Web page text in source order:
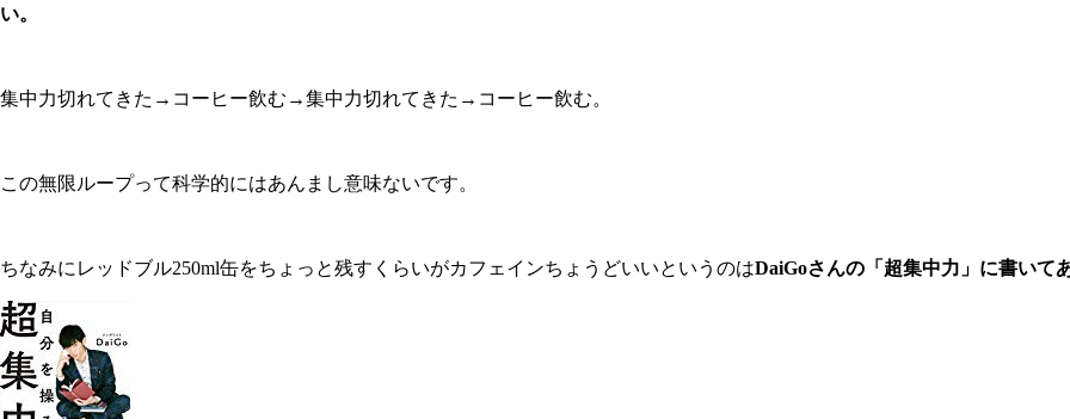
い。
集中力切れてきた→コーヒー飲む→集中力切れてきた→コーヒー飲む。
この無限ループって科学的にはあんまし意味ないです。
ちなみにレッドブル250ml缶をちょっと残すくらいがカフェインちょうどいいというのはDaiGoさんの「超集中力」に書いて